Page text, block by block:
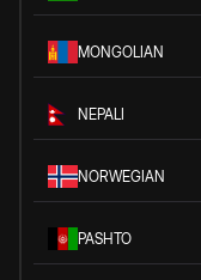
MONGOLIAN
NEPALI
NORWEGIAN
PASHTO